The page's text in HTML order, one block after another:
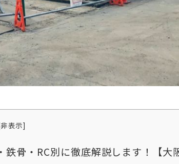
非表示]
骨・RC別に徹底解説します！【大